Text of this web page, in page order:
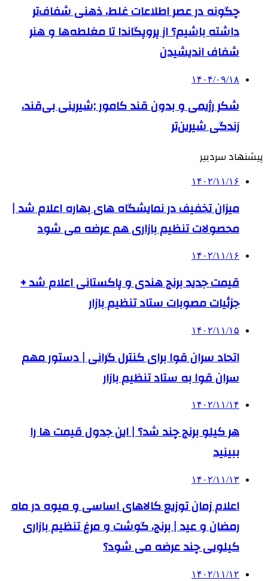
چگونه در عصر اطلاعات غلط، ذهنی شفاف‌تر
داشته باشیم؟ از پروپگاندا تا مغلطه‌ها و هنر
شفاف اندیشیدن
۱۴۰۴/۰۹/۱۸
شکر رژیمی و بدون قند کامور ;شیرینی بی‌قند،
زندگی شیرین‌تر
پیشنهاد سردبیر
۱۴۰۲/۱۱/۱۶
میزان تخفیف در نمایشگاه‌ های بهاره اعلام شد |
محصولات تنظیم بازاری هم عرضه می شود
۱۴۰۲/۱۱/۱۶
قیمت جدید برنج هندی و پاکستانی اعلام شد +
جزئیات مصوبات ستاد تنظیم بازار
۱۴۰۲/۱۱/۱۵
اتحاد سران قوا برای کنترل گرانی | دستور مهم
سران قوا به ستاد تنظیم بازار
۱۴۰۲/۱۱/۱۴
هر کیلو برنج چند شد؟ | این جدول قیمت ها را
ببینید
۱۴۰۲/۱۱/۱۳
اعلام زمان توزیع کالاهای اساسی و میوه در ماه
رمضان و عید | برنج، گوشت و مرغ تنظیم بازاری
کیلویی چند عرضه می شود؟
۱۴۰۲/۱۱/۱۲